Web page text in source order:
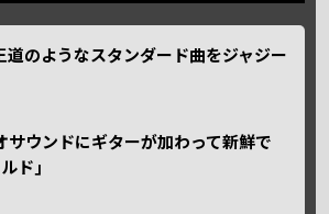
道のようなスタンダード曲をジャジー
サウンドにギターが加わって新鮮で
ド｣